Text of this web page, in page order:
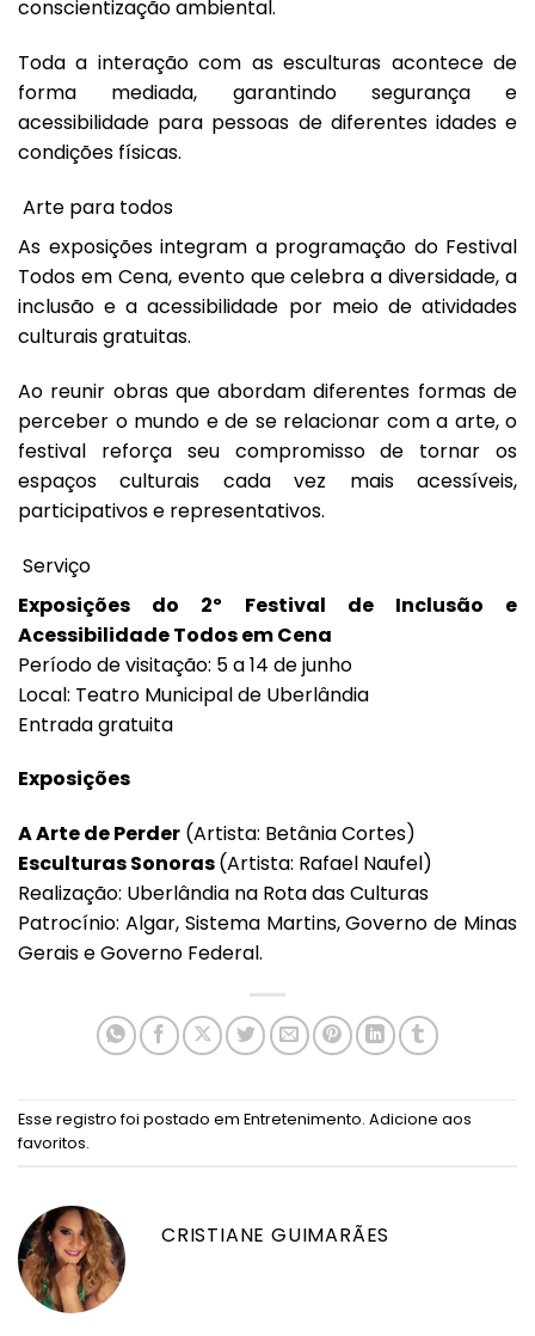
conscientização ambiental.
Toda a interação com as esculturas acontece de
forma mediada, garantindo segurança e
acessibilidade para pessoas de diferentes idades e
condições físicas.
Arte para todos
As exposições integram a programação do Festival
Todos em Cena, evento que celebra a diversidade, a
inclusão e a acessibilidade por meio de atividades
culturais gratuitas.
Ao reunir obras que abordam diferentes formas de
perceber o mundo e de se relacionar com a arte, o
festival reforça seu compromisso de tornar os
espaços culturais cada vez mais acessíveis,
participativos e representativos.
Serviço
Exposições do 2º Festival de Inclusão e
Acessibilidade Todos em Cena
Período de visitação: 5 a 14 de junho
Local: Teatro Municipal de Uberlândia
Entrada gratuita
Exposições
A Arte de Perder (Artista: Betânia Cortes)
Esculturas Sonoras(Artista: Rafael Naufel)
Realização: Uberlândia na Rota das Culturas
Patrocínio: Algar, Sistema Martins, Governo de Minas
Gerais e Governo Federal.
Esse registro foi postado em Entretenimento. Adicione aos
favoritos.
CRISTIANE GUIMARÃES